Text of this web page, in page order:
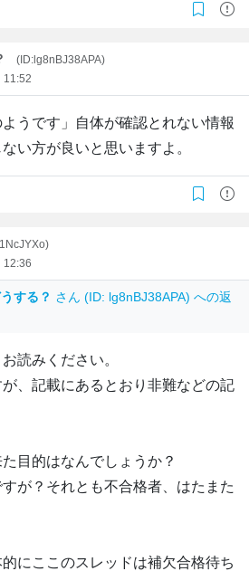
(ID:lg8nBJ38APA)
11:52
ようです」自体が確認とれない情報
い方が良いと思いますよ。
12:36
する？ さん (ID: lg8nBJ38APA) への返
読みください。
、記載にあるとおり非難などの記
目的はなんでしょうか？
が？それとも不合格者、はたまた
にここのスレッドは補欠合格待ち